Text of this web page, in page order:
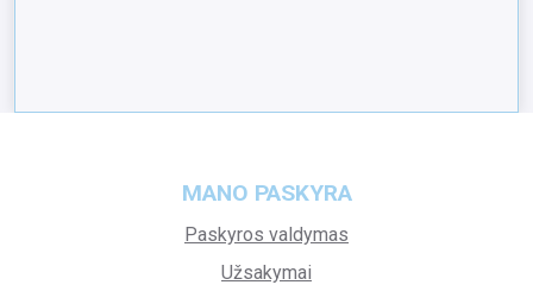
MANO PASKYRA
Paskyros valdymas
Užsakymai